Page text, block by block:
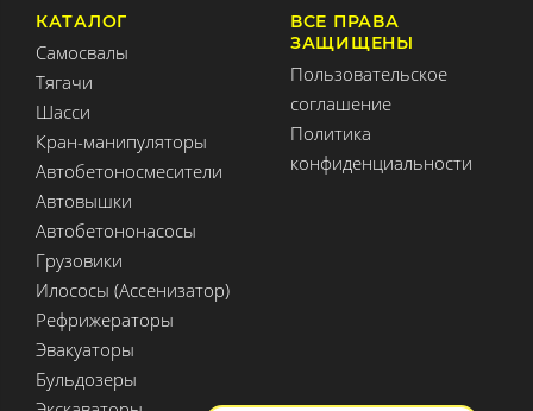
КАТАЛОГ
Самосвалы
Тягачи
Шасси
Кран-манипуляторы
Автобетоносмесители
Автовышки
Автобетононасосы
Грузовики
Илососы (Ассенизатор)
Рефрижераторы
Эвакуаторы
Бульдозеры
ВСЕ ПРАВА
ЗАЩИЩЕНЫ
Пользовательское
соглашение
Политика
конфиденциальности